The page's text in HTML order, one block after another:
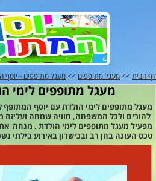
דף הבית >> מעגל מתופפים >>מעגל מתופפים - יוסף
מעגל מתופפים לימי
מעגל מתופפים לימי הולדת עם יוסף המתופף
להורים ולכל המשפחה, חוויה שמחה ועליזה
מפעיל מעגל מתופפים לימי הולדת . מנחה
טכס העוגה בחן רב ובכישרון באירוע בילתי